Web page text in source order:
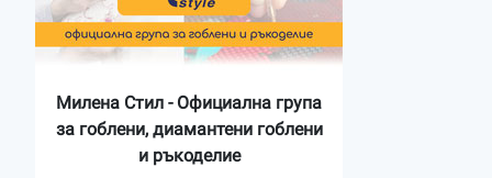
Милена Стил - Официална група
за гоблени, диамантени гоблени
и ръкоделие